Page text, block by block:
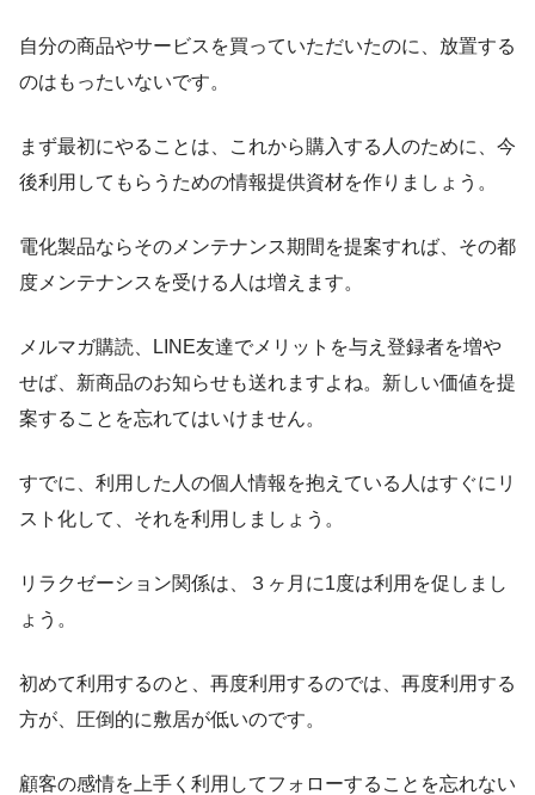
自分の商品やサービスを買っていただいたのに、放置する
のはもったいないです。
まず最初にやることは、これから購入する人のために、今
後利用してもらうための情報提供資材を作りましょう。
電化製品ならそのメンテナンス期間を提案すれば、その都
度メンテナンスを受ける人は増えます。
メルマガ購読、LINE友達でメリットを与え登録者を増や
せば、新商品のお知らせも送れますよね。新しい価値を提
案することを忘れてはいけません。
すでに、利用した人の個人情報を抱えている人はすぐにリ
スト化して、それを利用しましょう。
リラクゼーション関係は、３ヶ月に1度は利用を促しまし
ょう。
初めて利用するのと、再度利用するのでは、再度利用する
方が、圧倒的に敷居が低いのです。
顧客の感情を上手く利用してフォローすることを忘れない